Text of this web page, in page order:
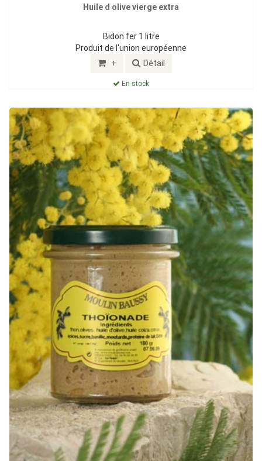
Huile d olive vierge extra
Bidon fer 1 litre
Produit de l'union européenne
+ Détail
En stock